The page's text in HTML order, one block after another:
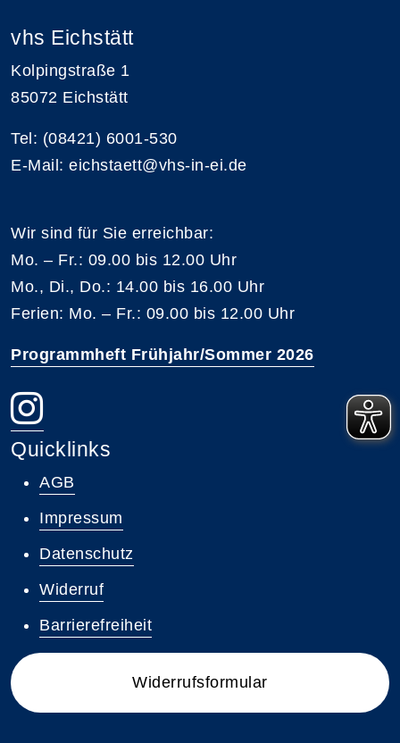
vhs Eichstätt
Kolpingstraße 1
85072 Eichstätt
Tel: (08421) 6001-530
E-Mail: eichstaett@vhs-in-ei.de
Wir sind für Sie erreichbar:
Mo. – Fr.: 09.00 bis 12.00 Uhr
Mo., Di., Do.: 14.00 bis 16.00 Uhr
Ferien: Mo. – Fr.: 09.00 bis 12.00 Uhr
Programmheft Frühjahr/Sommer 2026
Quicklinks
AGB
Impressum
Datenschutz
Widerruf
Barrierefreiheit
Widerrufsformular